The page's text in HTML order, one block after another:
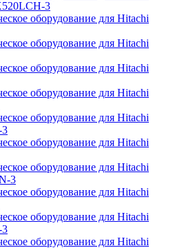
3
оборудование для Hitachi
оборудование для Hitachi
оборудование для Hitachi
оборудование для Hitachi
оборудование для Hitachi
оборудование для Hitachi
оборудование для Hitachi
3
оборудование для Hitachi
оборудование для Hitachi
оборудование для Hitachi